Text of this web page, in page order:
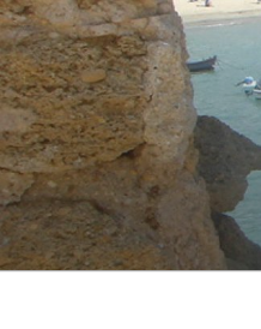
Aller
au
contenu
principal